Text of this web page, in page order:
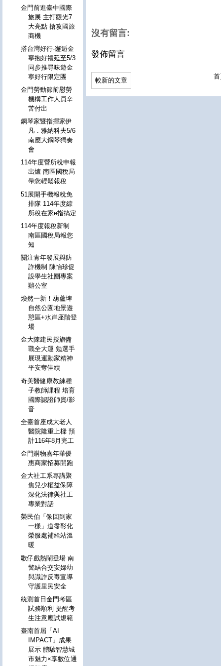
沒有留言:
發佈留言
較新的文章
金門前進臺中國際
旅展 主打觀光7
大亮點 搶攻國旅
商機
搭台灣好行-邂逅金
寧抱好禮延至5/3
同步推尋味遊金
寧好行限定團
金門勞動節前慰勞
機構工作人員辛
苦付出
鋼琴家暨指揮家伊
凡．雅納科夫5/6
南應大鋼琴獨奏
會
114年度營所稅申報
出爐 南區國稅局
帶您輕鬆報稅
51展開手機報稅免
排隊 114年度綜
所稅在家e指搞定
114年度報稅新制
南區國稅局報您
知
關注青年發展與防
詐機制 陳怡珍促
設學生社團專案
辦公室
煥然一新！葫蘆埤
自然公園地景遊
憩區+水岸座階登
場
金大陳建民授旗備
戰全大運 勉選手
展現運動家精神
平安奪佳績
奇美醫健康教練種
子教師課程 培育
國際認證師資/影
音
全臺首座成大老人
醫院隆重上樑 預
計116年8月完工
金門購物嘉年華優
惠商家招募開跑
金大社工系專講聚
焦兒少權益保障
深化法律與社工
專業對話
榮民伯「像回到家
一樣」道盡彰化
榮服處補給站溫
暖
歌仔戲熱鬧登場 南
警結合交安婦幼
與識詐反毒宣導
守護里民安全
統測首日金門考區
試務順利 提醒考
生注意應試規範
臺南首屆「AI
IMPACT」成果
展示 體驗智慧城
市魅力×享數位通